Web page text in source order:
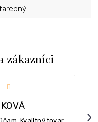
zákazníci
je 5 z 5 hviezdičiek.
Kvalitný tovar.